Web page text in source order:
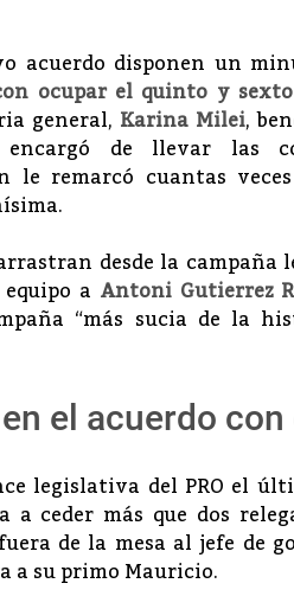
acuerdo disponen un
ocupar el quinto y
general, Karina Milei,
de llevar las
le remarcó cuantas
desde la
a Antoni Gutierrez
“más sucia de la
el acuerdo con
legislativa del PRO el
a ceder más que dos
de la mesa al jefe de
a su primo Mauricio.